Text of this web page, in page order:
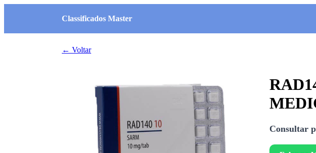
Classificados Master
← Voltar
Consultar